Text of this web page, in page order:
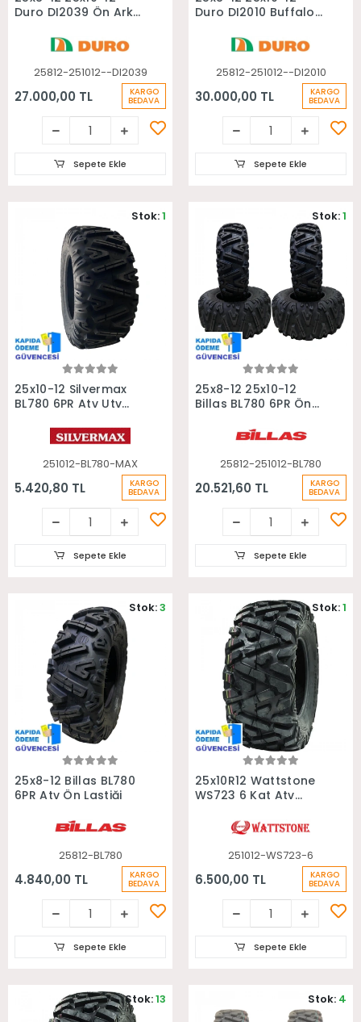
Duro DI2039 Ön Arka
25812-251012--DI2039
27.000,00 TL KARGO
BEDAVA
Sepete Ekle
Duro DI2010 Buffalo
Lastiği
25812-251012--DI2010
30.000,00 TL KARGO
BEDAVA
Sepete Ekle
Sepete Ekle
25x10-12 Silvermax
BL780 6PR Atv Utv
251012-BL780-MAX
5.420,80 TL KARGO
BEDAVA
Stok:1
Sepete Ekle
Sepete Ekle
25x8-12 25x10-12
Billas BL780 6PR Ön
25812-251012-BL780
20.521,60 TL KARGO
BEDAVA
Stok:1
Sepete Ekle
Sepete Ekle
25x8-12 Billas BL780
6PR Atv Ön Lastiği
25812-BL780
4.840,00 TL KARGO
BEDAVA
Stok:3
Sepete Ekle
Sepete Ekle
25x10R12 Wattstone
WS723 6 Kat Atv
251012-WS723-6
6.500,00 TL KARGO
BEDAVA
Stok:1
Sepete Ekle
Stok:13 Stok: 4